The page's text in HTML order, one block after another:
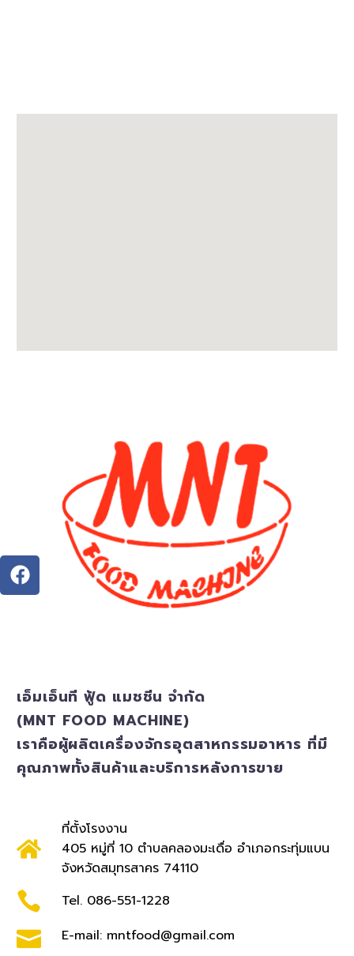
เอ็มเอ็นที ฟู้ด แมชชีน จำกัด
(MNT FOOD MACHINE)
เราคือผู้ผลิตเครื่องจักรอุตสาหกรรมอาหาร ที่มี
คุณภาพทั้งสินค้าและบริการหลังการขาย
ที่ตั้งโรงงาน
405 หมู่ที่ 10 ตำบลคลองมะเดื่อ อำเภอกระทุ่มแบน
จังหวัดสมุทรสาคร 74110
Tel. 086-551-1228
E-mail: mntfood@gmail.com